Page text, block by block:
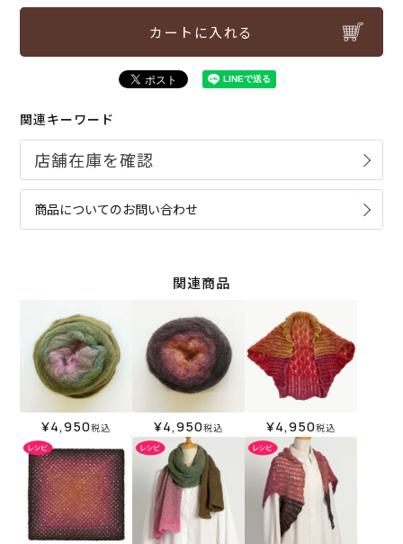
カートに入れる
関連キーワード
商品についてのお問い合わせ
関連商品
¥4,950税込 ¥4,950税込 ¥4,950税込